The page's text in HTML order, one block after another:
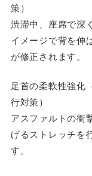
策）
渋滞中、座席で深
イメージで背を伸
が修正されます。
足首の柔軟性強化
行対策）
アスファルトの衝
げるストレッチを
す。